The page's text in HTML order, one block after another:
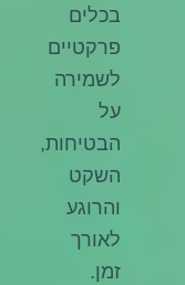
בכלים
פרקטיים
לשמירה
על
הבטיחות,
השקט
והרוגע
לאורך
זמן.